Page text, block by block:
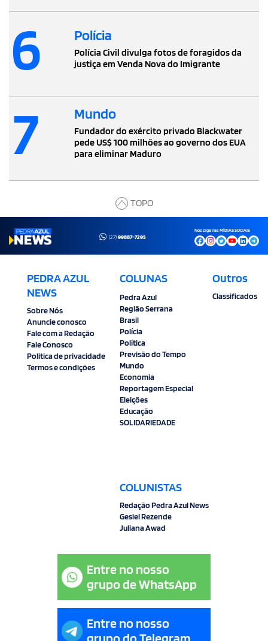
6 Polícia
Polícia Civil divulga fotos de foragidos da
justiça em Venda Nova do Imigrante
7 Mundo
Fundador do exército privado Blackwater
pede US$ 100 milhões ao governo dos EUA
para eliminar Maduro
TOPO
(27)99887-7295
Nos siga nas MÍDIAS SOCIAIS
PEDRA AZUL
NEWS
Sobre Nós
Anuncie conosco
Fale com a Redação
Fale Conosco
Politica de privacidade
Termos e condições
COLUNAS
Pedra Azul
Região Serrana
Brasil
Polícia
Política
Previsão do Tempo
Mundo
Economia
Reportagem Especial
Eleições
Educação
SOLIDARIEDADE
COLUNISTAS
Redação Pedra Azul News
Gesiel Rezende
Juliana Awad
Outros
Classificados
Entre no nosso
grupo de WhatsApp
Entre no nosso